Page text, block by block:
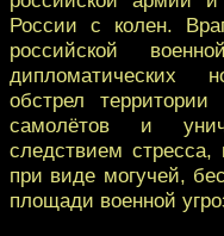
России с колен.
российской
дипломатических
обстрел
самолётов и
следствием
при виде могучей,
площади военной